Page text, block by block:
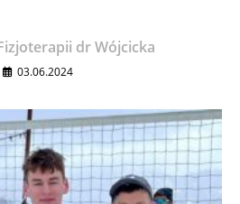
dr Wójcicka
03.06.2024